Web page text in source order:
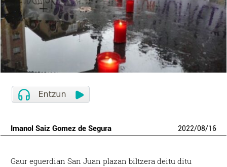
Imanol Saiz Gomez de Segura 2022/08/16
Gaur eguerdian San Juan plazan biltzera deitu ditu